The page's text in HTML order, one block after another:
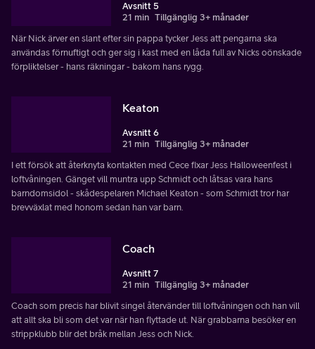
Avsnitt 5
21 min Tillgänglig 3+ månader
När Nick ärver en slant efter sin pappa tycker Jess att pengarna ska
användas förnuftigt och ger sig i kast med en låda full av Nicks oönskade
förpliktelser - hans räkningar - bakom hans rygg.
Keaton
Avsnitt 6
21 min Tillgänglig 3+ månader
I ett försök att återknyta kontakten med Cece fixar Jess Halloweenfest i
loftvåningen. Gänget vill muntra upp Schmidt och låtsas vara hans
barndomsidol - skådespelaren Michael Keaton - som Schmidt tror har
brevväxlat med honom sedan han var barn.
Coach
Avsnitt 7
21 min Tillgänglig 3+ månader
Coach som precis har blivit singel återvänder till loftvåningen och han vill
att allt ska bli som det var när han flyttade ut. När grabbarna besöker en
strippklubb blir det bråk mellan Jess och Nick.